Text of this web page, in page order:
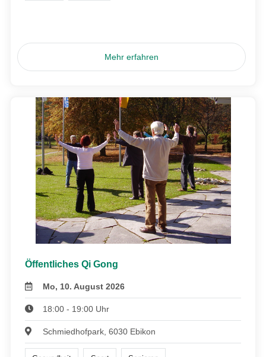
Mehr erfahren
Öffentliches Qi Gong
Mo, 10. August 2026
18:00 - 19:00 Uhr
Schmiedhofpark, 6030 Ebikon